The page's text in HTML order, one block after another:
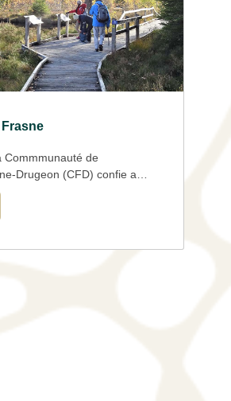
Commmunauté de
Drugeon (CFD) confie au
des visites sur les